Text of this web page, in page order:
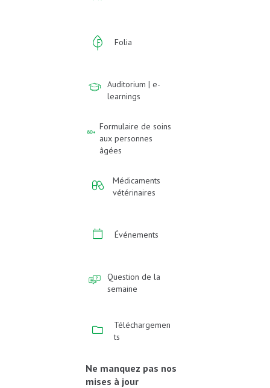
Folia
Auditorium | e-
learnings
Formulaire de soins
aux personnes
âgées
Médicaments
vétérinaires
Événements
Question de la
semaine
Téléchargemen
ts
Ne manquez pas nos
mises à jour